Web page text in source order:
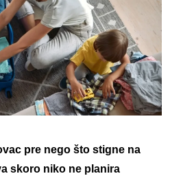
pre nego što stigne na
skoro niko ne planira